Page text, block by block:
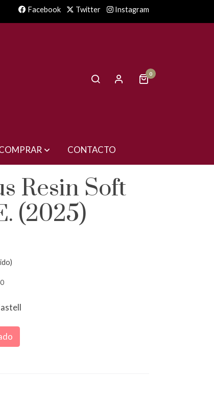
Facebook Twitter Instagram
0
CONTACTO
Resin Soft
(2025)